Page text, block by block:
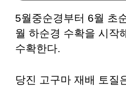
5월중순경부터 6월 초
월 하순경 수확을 시작
수확한다.
당진 고구마 재배 토질